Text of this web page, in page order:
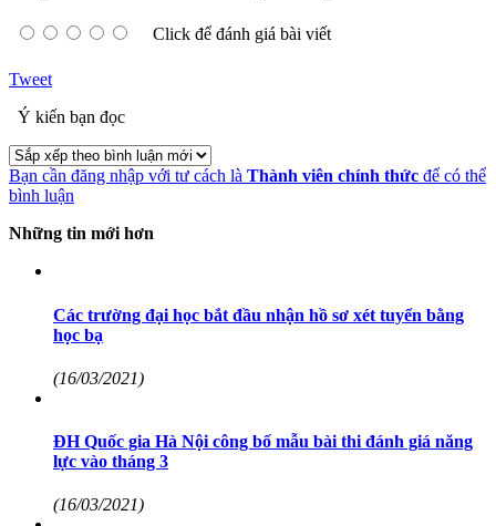
Click để đánh giá bài viết
Tweet
Ý kiến bạn đọc
Bạn cần đăng nhập với tư cách là Thành viên chính thức để có thể
bình luận
Những tin mới hơn
Các trường đại học bắt đầu nhận hồ sơ xét tuyển bằng
học bạ
(16/03/2021)
ĐH Quốc gia Hà Nội công bố mẫu bài thi đánh giá năng
lực vào tháng 3
(16/03/2021)